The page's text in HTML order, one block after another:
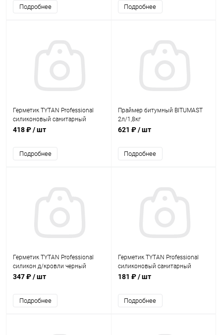
Подробнее Подробнее
Герметик TYTAN Professional
силиконовый санитарный
белый 280мл. (12)
418 ₽/ шт
Подробнее
Праймер битумный BITUMAST
2л/1,8кг
621 ₽/ шт
Подробнее
Герметик TYTAN Professional
силикон д/кровли черный
310мл. (12)
347 ₽/ шт
Подробнее
Герметик TYTAN Professional
силиконовый санитарный
белый 85мл. (60)
181 ₽/ шт
Подробнее